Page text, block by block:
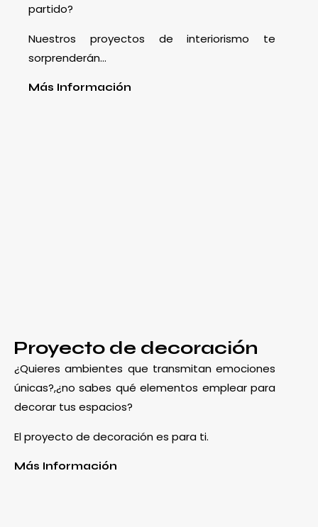
partido?
Nuestros proyectos de interiorismo te
sorprenderán…
Más Información
Proyecto de decoración
¿Quieres ambientes que transmitan emociones
únicas?,¿no sabes qué elementos emplear para
decorar tus espacios?
El proyecto de decoración es para ti.
Más Información